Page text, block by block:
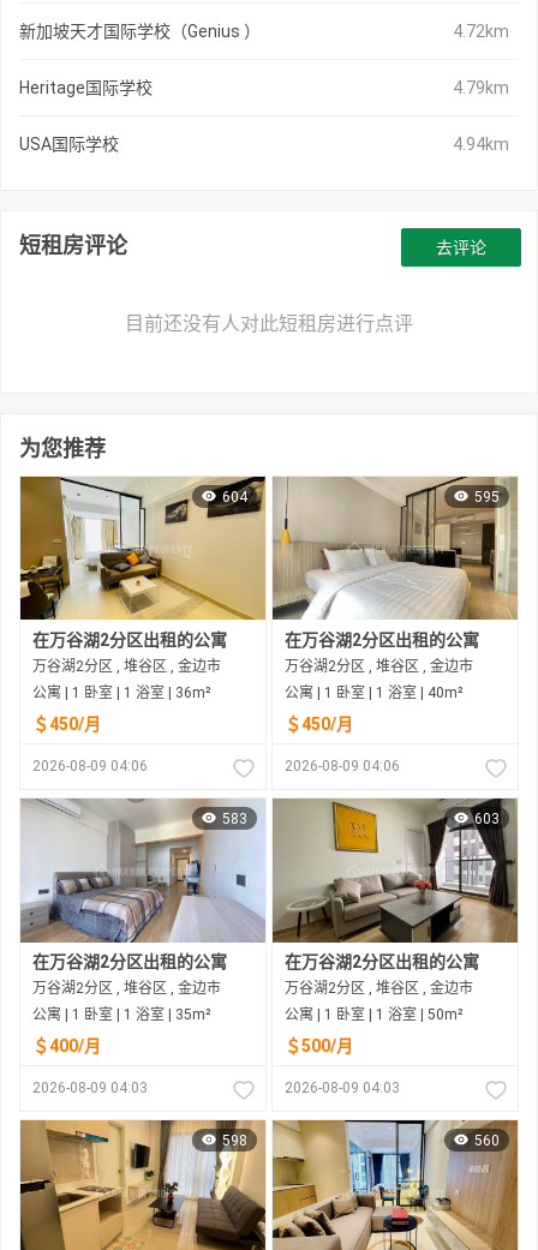
新加坡天才国际学校（Genius ） 4.72km
Heritage国际学校 4.79km
USA国际学校 4.94km
短租房评论
目前还没有人对此短租房进行点评
去评论
为您推荐
604
在万谷湖2分区出租的公寓
万谷湖2分区 , 堆谷区 , 金边市
公寓 | 1 卧室 | 1 浴室 | 36m²
＄450/月
2026-08-09 04:06
595
在万谷湖2分区出租的公寓
万谷湖2分区 , 堆谷区 , 金边市
公寓 | 1 卧室 | 1 浴室 | 40m²
＄450/月
2026-08-09 04:06
583
在万谷湖2分区出租的公寓
万谷湖2分区 , 堆谷区 , 金边市
公寓 | 1 卧室 | 1 浴室 | 35m²
＄400/月
2026-08-09 04:03
603
在万谷湖2分区出租的公寓
万谷湖2分区 , 堆谷区 , 金边市
公寓 | 1 卧室 | 1 浴室 | 50m²
＄500/月
2026-08-09 04:03
598 560